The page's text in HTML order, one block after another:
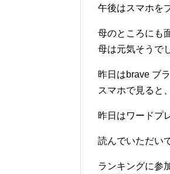
午後はスマホを
母のところにも
母は元気そうで
昨日はbrave ブ
スマホで見ると
昨日はワードプ
読んでいただい
ランキングに参